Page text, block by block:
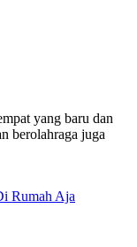
yang baru dan
berolahraga juga
Rumah Aja